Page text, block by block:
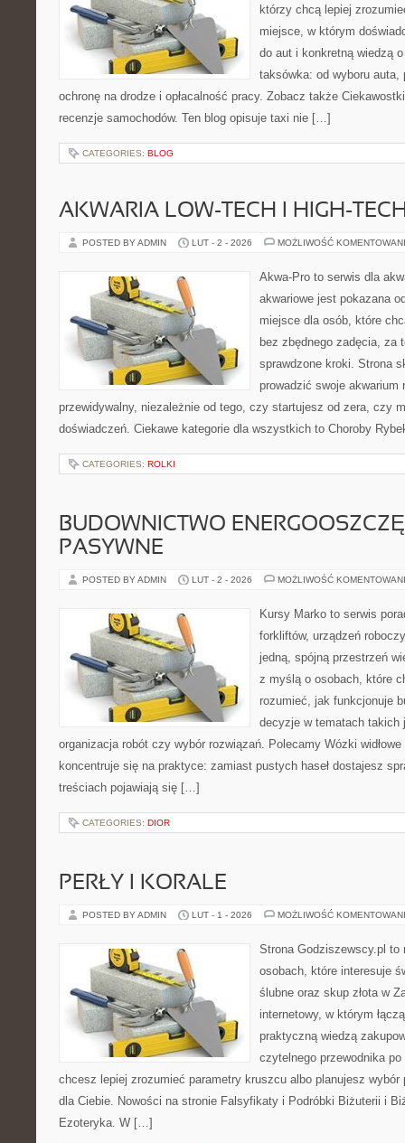
którzy chcą lepiej
miejsce, w którym
do aut i konkretną wiedzą
taksówka: od wyboru auta,
ochronę na drodze i opłacalność pracy. Zobacz także
recenzje samochodów. Ten blog opisuje taxi nie […]
CATEGORIES: BLOG
AKWARIA LOW-TECH I HIGH-
POSTED BY ADMIN LUT - 2 - 2026 MOŻLIWOŚĆ
Akwa-Pro to serwis dla
akwariowe jest pokazana
miejsce dla osób, które
bez zbędnego zadęcia, za
sprawdzone kroki. Strona
prowadzić swoje akwarium
przewidywalny, niezależnie od tego, czy startujesz od zera, czy
doświadczeń. Ciekawe kategorie dla wszystkich to Choroby
CATEGORIES: ROLKI
BUDOWNICTWO
PASYWNE
POSTED BY ADMIN LUT - 2 - 2026 MOŻLIWOŚĆ
Kursy Marko to serwis
forkliftów, urządzeń
jedną, spójną przestrzeń
z myślą o osobach, które
rozumieć, jak funkcjonuje
decyzje w tematach takich
organizacja robót czy wybór rozwiązań. Polecamy Wózki
koncentruje się na praktyce: zamiast pustych haseł dostajesz
treściach pojawiają się […]
CATEGORIES: DIOR
PERŁY I KORALE
POSTED BY ADMIN LUT - 1 - 2026 MOŻLIWOŚĆ
Strona Godziszewscy.pl
osobach, które interesuje
ślubne oraz skup złota w
internetowy, w którym
praktyczną wiedzą
czytelnego przewodnika
chcesz lepiej zrozumieć parametry kruszcu albo planujesz
dla Ciebie. Nowości na stronie Falsyfikaty i Podróbki Biżuterii i
Ezoteryka. W […]